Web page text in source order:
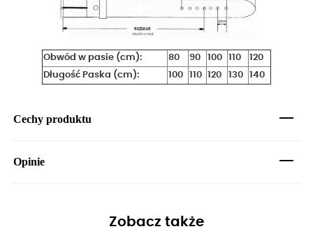
Obwód w pasie (cm): 80 90 100 110
120
Długość Paska (cm):
100 110 120 130 140
Cechy produktu
Opinie
Zobacz także